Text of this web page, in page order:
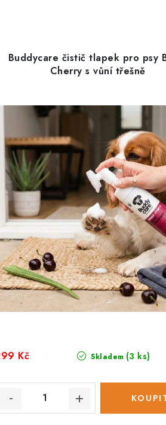
Buddycare čistič tlapek pro psy
Cherry s vůní třešně
Skladem (3 ks)
Kč